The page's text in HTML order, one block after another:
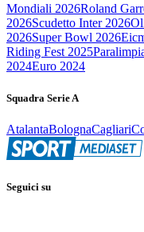
Mondiali 2026Roland
2026Scudetto Inter 2026
2026Super Bowl 2026
Riding Fest 2025
2024Euro 2024
Squadra Serie A
AtalantaBolognaCagliari
Seguici su